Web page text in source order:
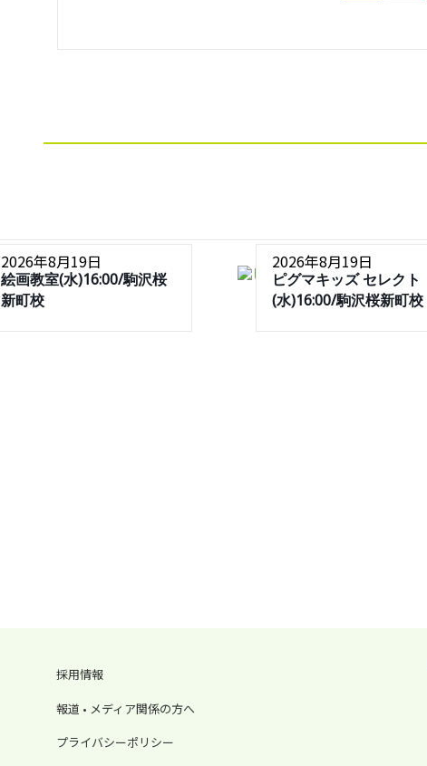
2026年8月19日
絵画教室(水)16:00/駒沢桜
新町校
2026年8月19日
ピグマキッズ セレクト
(水)16:00/駒沢桜新町校
採用情報
報道 • メディア関係の方へ
プライバシーポリシー